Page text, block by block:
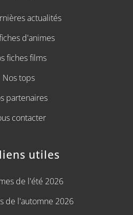
actualités
d'animes
fiches films
Nos tops
partenaires
contacter
utiles
de l'été 2026
de l'automne 2026